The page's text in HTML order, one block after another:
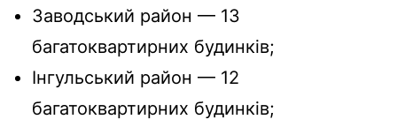
Заводський район — 13
багатоквартирних будинків;
Інгульський район — 12
багатоквартирних будинків;